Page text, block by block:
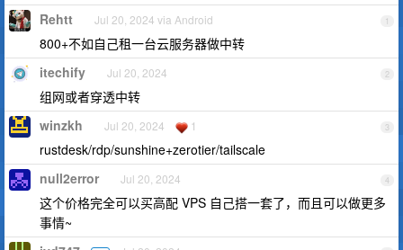
1
Rehtt Jul 20, 2024 via Android
800+不如自己租一台云服务器做中转
2
itechify Jul 20, 2024
组网或者穿透中转
3
winzkh Jul 20, 2024 1
rustdesk/rdp/sunshine+zerotier/tailscale
4
null2error Jul 20, 2024
这个价格完全可以买高配 VPS 自己搭一套了，而且可以做更多
事情~